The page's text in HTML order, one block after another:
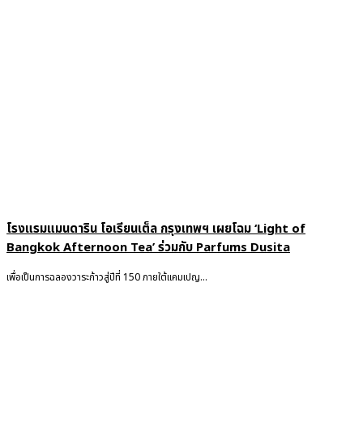
โรงแรมแมนดาริน โอเรียนเต็ล กรุงเทพฯ เผยโฉม ‘Light of
Bangkok Afternoon Tea’ ร่วมกับ Parfums Dusita
เพื่อเป็นการฉลองวาระก้าวสู่ปีที่ 150 ภายใต้แคมเปญ...